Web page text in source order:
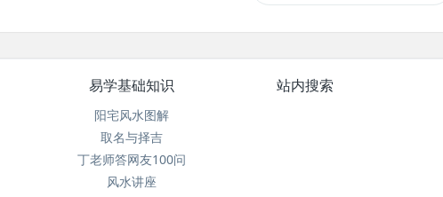
易学基础知识
阳宅风水图解
取名与择吉
丁老师答网友100问
风水讲座
站内搜索